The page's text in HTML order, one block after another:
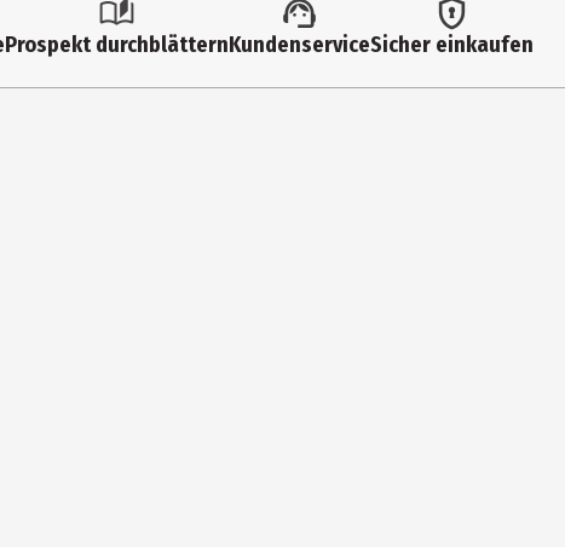
Prospekt durchblätternKundenserviceSicher einkaufen